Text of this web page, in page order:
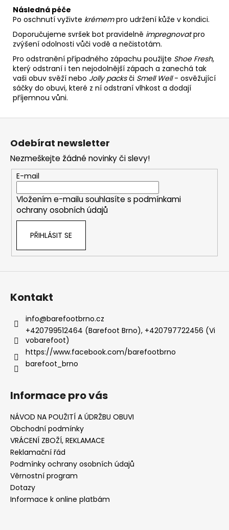
Následná péče
Po oschnutí vyživte krémempro udržení kůže v kondici.
Doporučujeme svršek bot pravidelně impregnovatpro
zvýšení odolnosti vůči vodě a nečistotám.
Pro odstranění případného zápachu použijte Shoe Fresh,
který odstraní i ten nejodolnější zápach a zanechá tak
vaši obuv svěží nebo Jolly packs či Smell Well- osvěžující
sáčky do obuvi, které z ní odstraní vlhkost a dodají
příjemnou vůni.
Z
Odebírat newsletter
Nezmeškejte žádné novinky či slevy!
E-mail
Vložením e-mailu souhlasíte s podmínkami
ochrany osobních údajů
PŘIHLÁSIT SE
Kontakt
info@barefootbrno.cz
+420799512464 (Barefoot Brno), +420797722456 (Vi
vobarefoot)
https://www.facebook.com/barefootbrno
barefoot_brno
Informace pro vás
NÁVOD NA POUŽITÍ A ÚDRŽBU OBUVI
Obchodní podmínky
VRÁCENÍ ZBOŽÍ, REKLAMACE
Reklamační řád
Podmínky ochrany osobních údajů
Věrnostní program
Dotazy
Informace k online platbám